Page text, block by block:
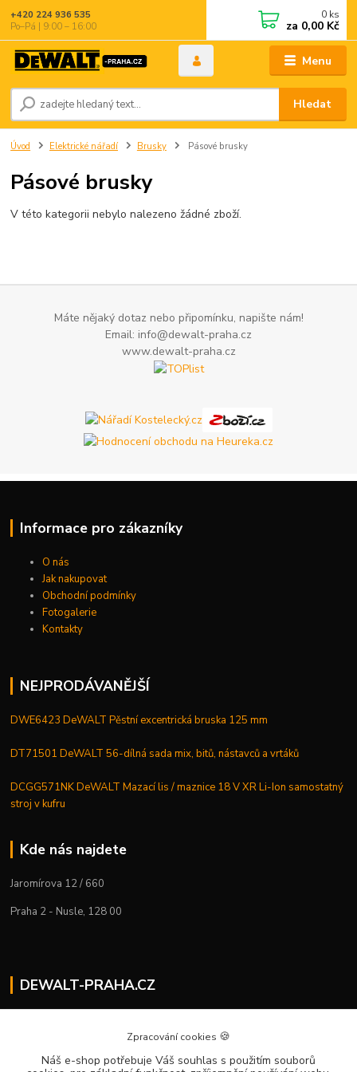
Menu
Hledat
+420 224 936 535
Po–Pá | 9:00 – 16:00
0 ks
za 0,00 Kč
Úvod Elektrické nářadí Brusky Pásové brusky
Pásové brusky
V této kategorii nebylo nalezeno žádné zboží.
Máte nějaký dotaz nebo připomínku, napište nám!
Email: info@dewalt-praha.cz
www.dewalt-praha.cz
Informace pro zákazníky
O nás
Jak nakupovat
Obchodní podmínky
Fotogalerie
Kontakty
NEJPRODÁVANĚJŠÍ
DWE6423 DeWALT Pěstní excentrická bruska 125 mm
DT71501 DeWALT 56-dílná sada mix, bitů, nástavců a vrtáků
DCGG571NK DeWALT Mazací lis / maznice 18 V XR Li-Ion samostatný
stroj v kufru
Kde nás najdete
Jaromírova 12 / 660
Praha 2 - Nusle, 128 00
DEWALT-PRAHA.CZ
+420 224 936 535
Zpracování cookies 🍪
Náš e-shop potřebuje Váš souhlas s použitím souborů